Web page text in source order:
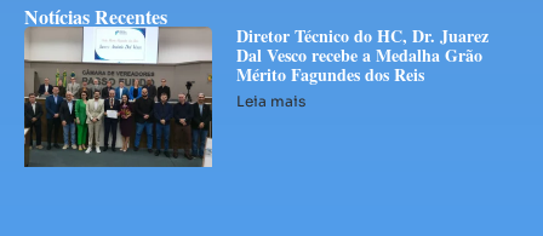
Notícias Recentes
Diretor Técnico do HC, Dr. Juarez
Dal Vesco recebe a Medalha Grão
Mérito Fagundes dos Reis
Leia mais